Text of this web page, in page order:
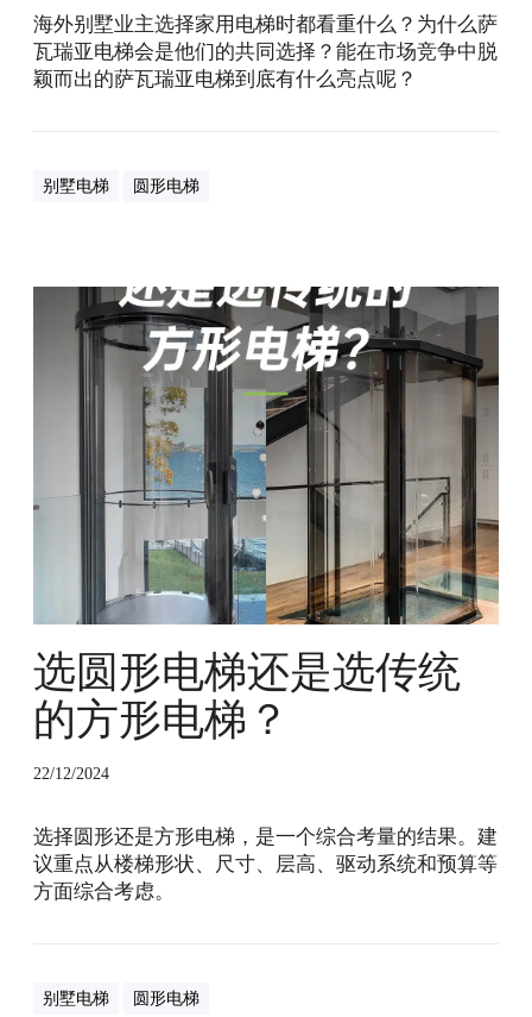
梯
？
海外别墅业主选择家用电梯时都看重什么？为什么萨
瓦瑞亚电梯会是他们的共同选择？能在市场竞争中脱
颖而出的萨瓦瑞亚电梯到底有什么亮点呢？
别墅电梯 圆形电梯
形
电
梯
？
选圆形电梯还是选传统
的方形电梯？
22/12/2024
选择圆形还是方形电梯，是一个综合考量的结果。建
议重点从楼梯形状、尺寸、层高、驱动系统和预算等
方面综合考虑。
别墅电梯 圆形电梯